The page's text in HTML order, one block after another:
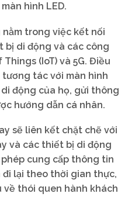
hình LED.
trong việc kết nối
bị di động và các công
(IoT) và 5G. Điều
tác với màn hình
động của họ, gửi thông
hướng dẫn cá nhân.
sẽ liên kết chặt chẽ với
và các thiết bị di động
cung cấp thông tin
lại theo thời gian thực,
thói quen hành khách